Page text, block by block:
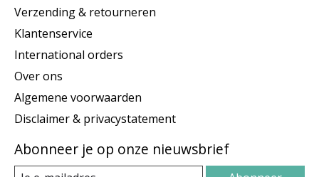
Verzending & retourneren
Klantenservice
International orders
Over ons
Algemene voorwaarden
Disclaimer & privacystatement
Abonneer je op onze nieuwsbrief